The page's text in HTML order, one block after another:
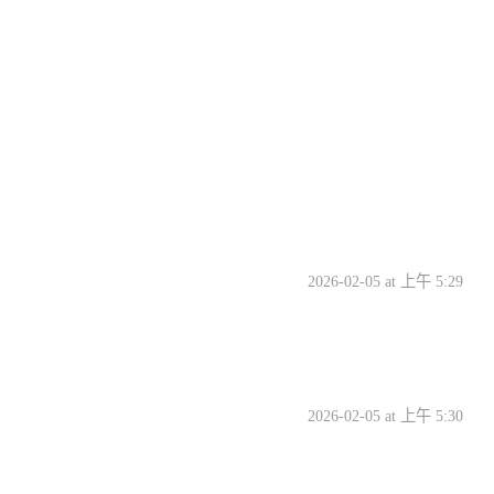
2026-02-05 at 上午 5:29
2026-02-05 at 上午 5:30